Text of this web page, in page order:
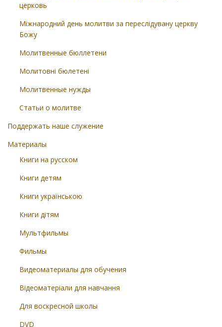
церковь
Міжнародний день молитви за переслідувану церкву
Божу
Молитвенные бюллетени
Молитовні бюлетені
Молитвенные нужды
Статьи о молитве
Поддержать наше служение
Материалы
Книги на русском
Книги детям
Книги українською
Книги дітям
Мультфильмы
Фильмы
Видеоматериалы для обучения
Відеоматеріали для навчання
Для воскресной школы
DVD